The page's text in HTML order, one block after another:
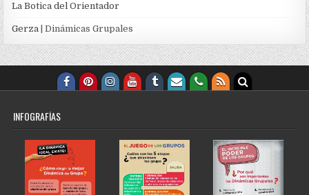
La Botica del Orientador
Gerza | Dinámicas Grupales
INFOGRAFÍAS